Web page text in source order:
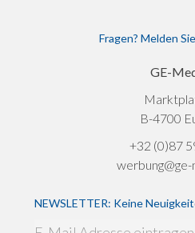
Fragen? Melden
GE-
B-4700
+32 (0)87
NEWSLETTER: Keine